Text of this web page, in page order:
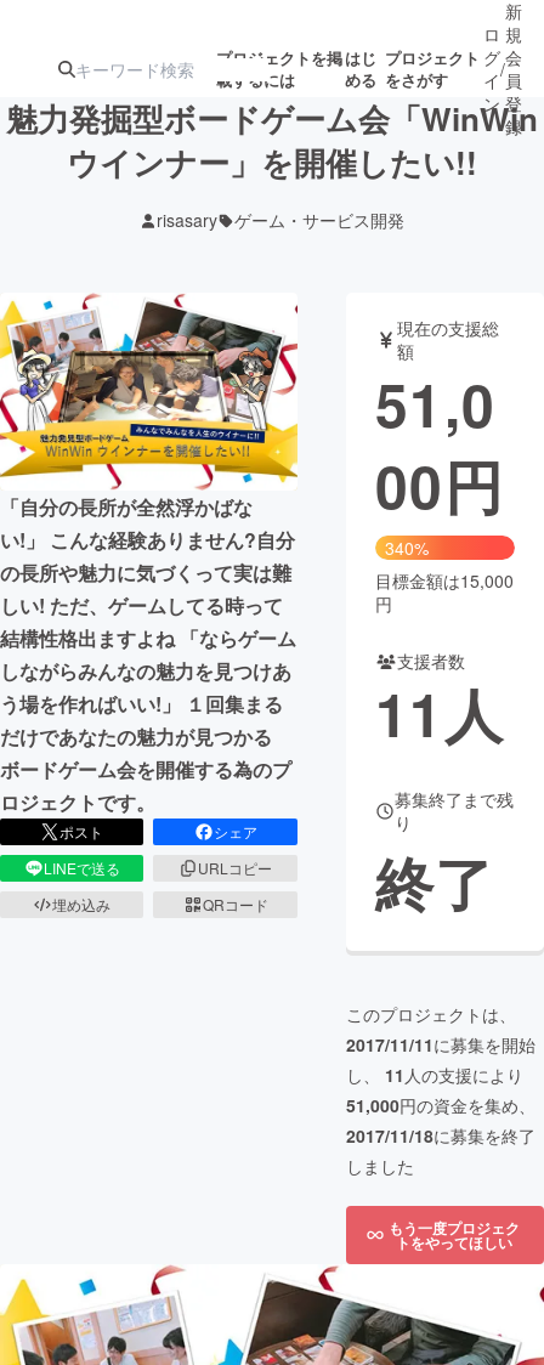
プロジェクトを掲
載するには
はじ
める
プロジェクト
をさがす
ターン
ジェクト
ロジェクト
アート・写真 音楽
テクノロジー・ガジェット ゲーム・
映像・映画 書籍・雑誌
ビジネス・起業 チャレンジ
まちづくり・地域活性化
CAMPFIRE for Social Good
CAMPFIRE Creation
CAMPFIREふるさと納税machi-ya コミュニティ
ロ
グ
イ
ン
/
新
規
会
員
登
録
魅力発掘型ボードゲーム会「WinWin
ウインナー」を開催したい!!
risasary ゲーム・サービス開発
「自分の長所が全然浮かばな
い!」 こんな経験ありません?自分
の長所や魅力に気づくって実は難
しい! ただ、ゲームしてる時って
結構性格出ますよね 「ならゲーム
しながらみんなの魅力を見つけあ
う場を作ればいい!」 １回集まる
だけであなたの魅力が見つかる
ボードゲーム会を開催する為のプ
ロジェクトです。
ポスト
シェア
LINEで送る
URLコピー
埋め込み
QRコード
現在の支援総
額
51,0
00円
340%
目標金額は15,000
円
支援者数
11 人
募集終了まで残
り
終了
このプロジェクトは、
2017/11/11に募集を開始
し、 11 人の支援により
51,000円の資金を集め、
2017/11/18に募集を終了
しました
もう一度プロジェク
トをやってほしい